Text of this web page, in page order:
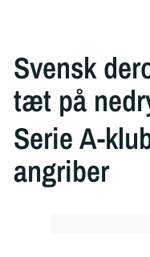
Svensk
tæt på
Serie A-
angriber